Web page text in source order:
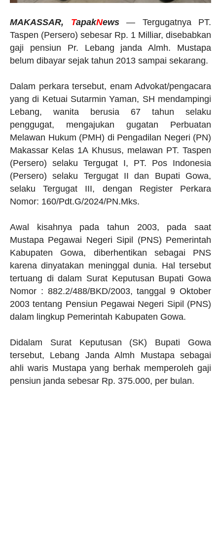
MAKASSAR, TapakNews— Tergugatnya PT.
Taspen (Persero) sebesar Rp. 1 Milliar, disebabkan
gaji pensiun Pr. Lebang janda Almh. Mustapa
belum dibayar sejak tahun 2013 sampai sekarang.
Dalam perkara tersebut, enam Advokat/pengacara
yang di Ketuai Sutarmin Yaman, SH mendampingi
Lebang, wanita berusia 67 tahun selaku
penggugat, mengajukan gugatan Perbuatan
Melawan Hukum (PMH) di Pengadilan Negeri (PN)
Makassar Kelas 1A Khusus, melawan PT. Taspen
(Persero) selaku Tergugat I, PT. Pos Indonesia
(Persero) selaku Tergugat II dan Bupati Gowa,
selaku Tergugat III, dengan Register Perkara
Nomor: 160/Pdt.G/2024/PN.Mks.
Awal kisahnya pada tahun 2003, pada saat
Mustapa Pegawai Negeri Sipil (PNS) Pemerintah
Kabupaten Gowa, diberhentikan sebagai PNS
karena dinyatakan meninggal dunia. Hal tersebut
tertuang di dalam Surat Keputusan Bupati Gowa
Nomor : 882.2/488/BKD/2003, tanggal 9 Oktober
2003 tentang Pensiun Pegawai Negeri Sipil (PNS)
dalam lingkup Pemerintah Kabupaten Gowa.
Didalam Surat Keputusan (SK) Bupati Gowa
tersebut, Lebang Janda Almh Mustapa sebagai
ahli waris Mustapa yang berhak memperoleh gaji
pensiun janda sebesar Rp. 375.000, per bulan.